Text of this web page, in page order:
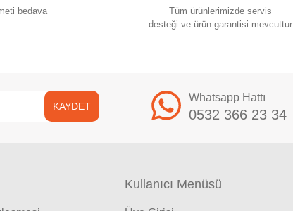
bedava
Tüm ürünlerimizde servis
desteği ve ürün garantisi mevcuttur
KAYDET
Whatsapp Hattı
0532 366 23 34
Kullanıcı Menüsü